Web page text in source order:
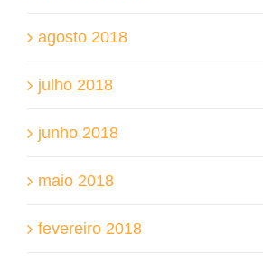
agosto 2018
julho 2018
junho 2018
maio 2018
fevereiro 2018